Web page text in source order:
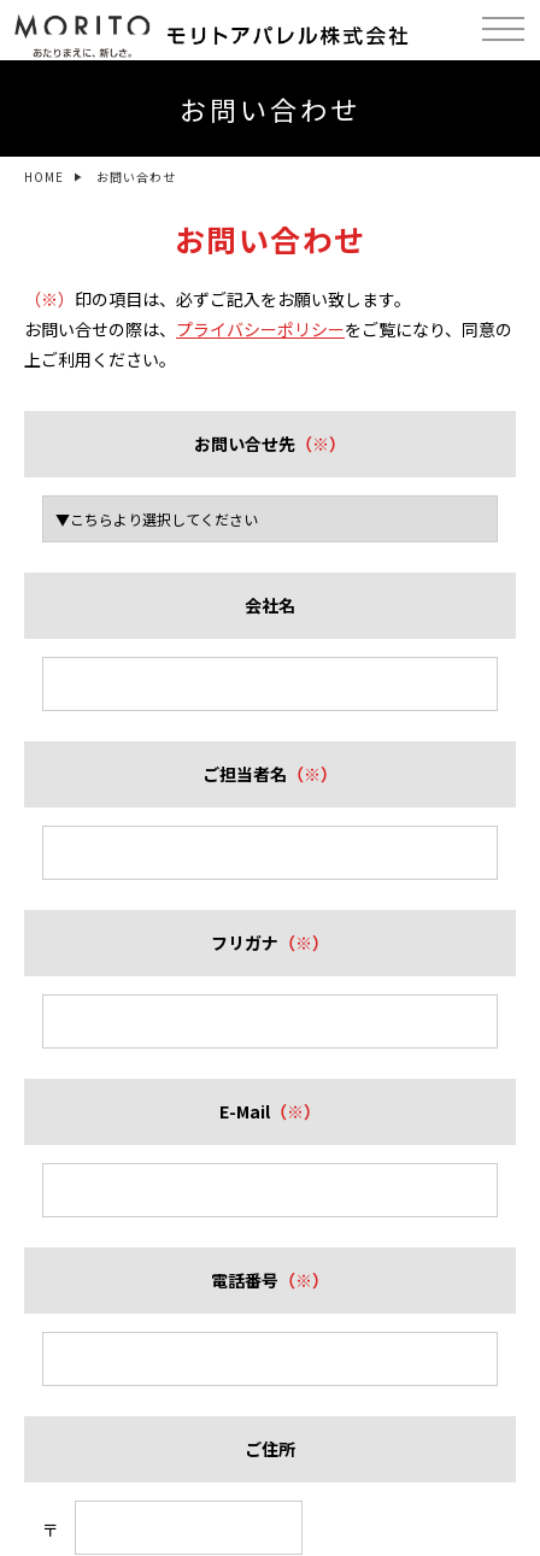
お問い合わせ
HOME お問い合わせ
お問い合わせ
（※） 印の項目は、必ずご記入をお願い致します。
お問い合せの際は、 プライバシーポリシーをご覧になり、同意の
上ご利用ください。
お問い合せ先 （※）
会社名
ご担当者名 （※）
フリガナ （※）
E-Mail （※）
電話番号 （※）
ご住所
〒